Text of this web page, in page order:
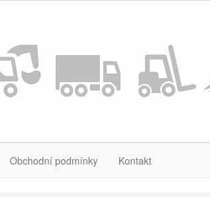
Obchodní podmínky Kontakt